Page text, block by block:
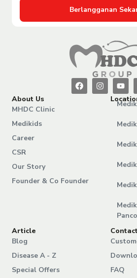
Berlangganan
About Us
MHDC Clinic
Medikids
Career
CSR
Our Story
Founder & Co Founder
Article
Blog
Disease A - Z
Special Offers
FAQ